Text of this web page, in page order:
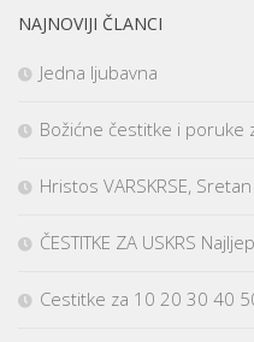
NAJNOVIJI ČLANCI
Jedna ljubavna
Božićne čestitke i poruke
Hristos VARSKRSE,
ČESTITKE ZA USKRS
Cestitke za 10 20 30 40